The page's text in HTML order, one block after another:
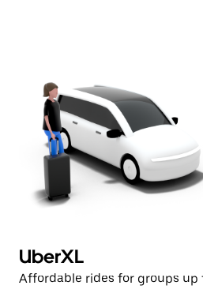
UberXL
Affordable rides for groups up